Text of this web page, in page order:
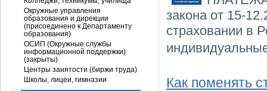
закона от 15-
страховании в
Как поменять
Окружные управления
образования и дирекции
(присоединено к Департаменту
образования)
ОСИП (Окружные службы
информационной поддержки)
(закрыты)
Центры занятости (биржи труда)
Школы, лицеи, гимназии